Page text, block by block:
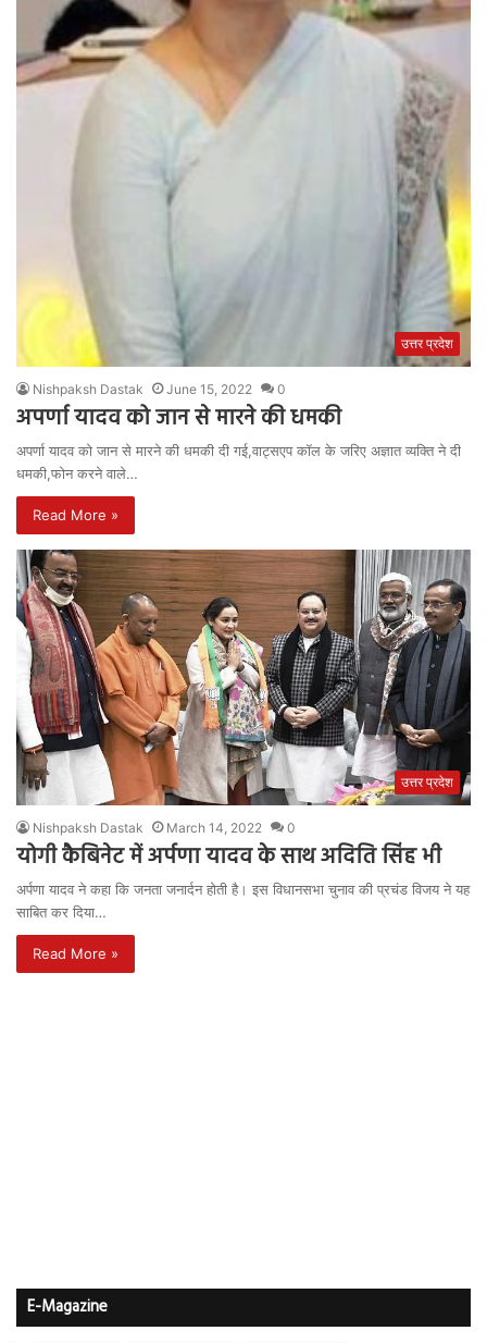
उत्तर प्रदेश
Nishpaksh Dastak June 15, 2022 0
अपर्णा यादव को जान से मारने की धमकी
अपर्णा यादव को जान से मारने की धमकी दी गई,वाट्सएप कॉल के जरिए अज्ञात व्यक्ति ने दी
धमकी,फोन करने वाले…
Read More »
उत्तर प्रदेश
Nishpaksh Dastak March 14, 2022 0
योगी कैबिनेट में अर्पणा यादव के साथ अदिति सिंह भी
अर्पणा यादव ने कहा कि जनता जनार्दन होती है। इस विधानसभा चुनाव की प्रचंड विजय ने यह
साबित कर दिया…
Read More »
E-Magazine